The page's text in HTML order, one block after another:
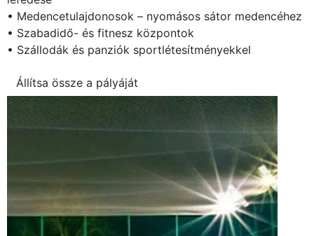
• Medencetulajdonosok – nyomásos sátor medencéhez
• Szabadidő- és fitnesz központok
• Szállodák és panziók sportlétesítményekkel
Állítsa össze a pályáját